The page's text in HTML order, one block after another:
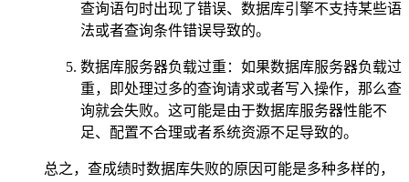
查询语句时出现了错误、数据库引擎不支持某些语
法或者查询条件错误导致的。
数据库服务器负载过重：如果数据库服务器负载过
重，即处理过多的查询请求或者写入操作，那么查
询就会失败。这可能是由于数据库服务器性能不
足、配置不合理或者系统资源不足导致的。
总之，查成绩时数据库失败的原因可能是多种多样的，